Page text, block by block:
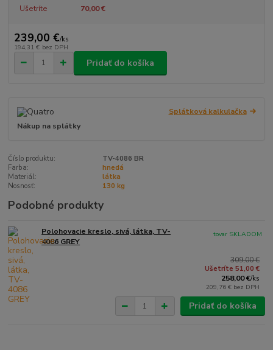
Ušetríte 70,00 €
239,00 €/ks
194,31 € bez DPH
Pridať do košíka
Splátková kalkulačka
Nákup na splátky
Číslo produktu:
TV-4086 BR
Farba:
hnedá
Materiál:
látka
Nosnosť:
130 kg
Podobné produkty
Polohovacie kreslo, sivá, látka, TV-
4086 GREY
309,00 €
Ušetríte 51,00 €
258,00 €/ks
209,76 € bez DPH
tovar SKLADOM
Pridať do košíka